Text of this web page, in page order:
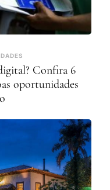
Confira 6
oportunidades